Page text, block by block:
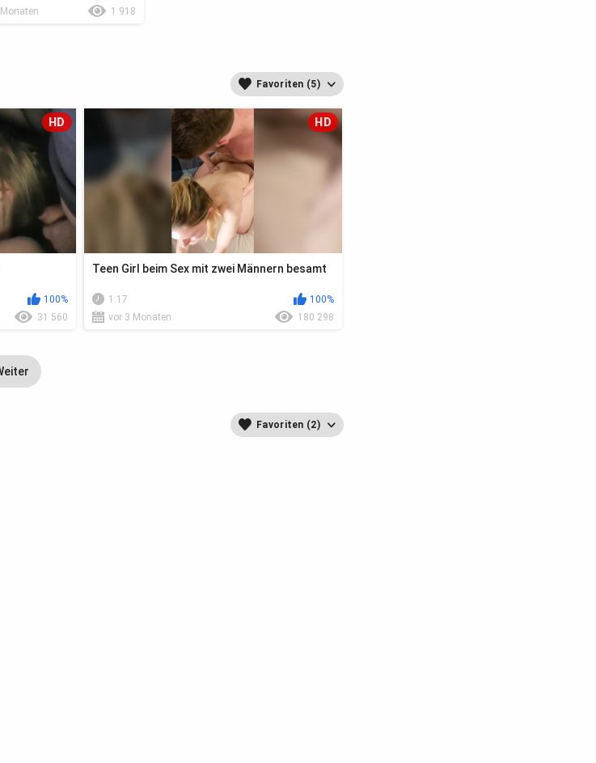
1 918
Favoriten (5)
HD
100%
31 560
HD
Teen Girl beim Sex mit zwei Männern besamt
1:17
100%
vor 3 Monaten
180 298
Favoriten (2)